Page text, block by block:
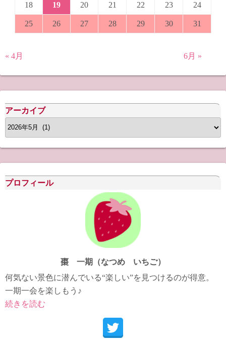
18 19 20 21 22 23 24
25 26 27 28 29 30 31
« 4月 6月 »
アーカイブ
ア
ー
カ
イ
ブ
プロフィール
棗 一期（なつめ いちご）
何気ない景色に潜んでいる“楽しい”を見つけるのが得意。
一期一会を楽しもう♪
続きを読む